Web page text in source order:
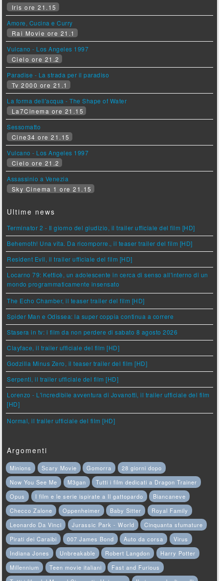
Iris ore 21.15
Amore, Cucina e Curry
Rai Movie ore 21.1
Vulcano - Los Angeles 1997
Cielo ore 21.2
Paradise - La strada per il paradiso
Tv 2000 ore 21.1
La forma dell'acqua - The Shape of Water
La7Cinema ore 21.15
Sessomatto
Cine34 ore 21.15
Vulcano - Los Angeles 1997
Cielo ore 21.2
Assassinio a Venezia
Sky Cinema 1 ore 21.15
Ultime news
Terminator 2 - Il giorno del giudizio, il trailer ufficiale del film [HD]
Behemoth! Una vita. Da ricomporre., il teaser trailer del film [HD]
Resident Evil, il trailer ufficiale del film [HD]
Locarno 79: Ketticè, un adolescente in cerca di senso all'interno di un
mondo programmaticamente insensato
The Echo Chamber, il teaser trailer del film [HD]
Spider Man e Odissea: la super coppia continua a correre
Stasera in tv: i film da non perdere di sabato 8 agosto 2026
Clayface, il trailer ufficiale del film [HD]
Godzilla Minus Zero, il teaser trailer del film [HD]
Serpenti, il trailer ufficiale del film [HD]
Lorenzo - L'incredibile avventura di Jovanotti, il trailer ufficiale del film
[HD]
Normal, il trailer ufficiale del film [HD]
Argomenti
Minions Scary Movie Gomorra
28 giorni dopo
Now You See Me
M3gan
Tutti i film dedicati a Dragon Trainer
Opus
I film e le serie ispirate a Il gattopardo
Biancaneve
Checco Zalone
Oppenheimer Baby Sitter
Royal Family
Leonardo Da Vinci
Jurassic Park - World
Cinquanta sfumature
Pirati dei Caraibi
007 James Bond Auto da corsa
Virus
Indiana Jones
Unbreakable Robert Langdon
Harry Potter
Millennium
Teen movie italiani
Fast and Furious